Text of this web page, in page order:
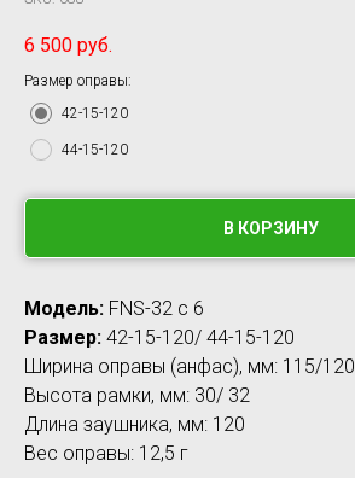
6 500 руб.
Размер оправы:
42-15-120
44-15-120
В КОРЗИНУ
Модель: FNS-32 c 6
Размер: 42-15-120/ 44-15-120
Ширина оправы (анфас), мм: 115/120
Высота рамки, мм: 30/ 32
Длина заушника, мм: 120
Вес оправы: 12,5 г